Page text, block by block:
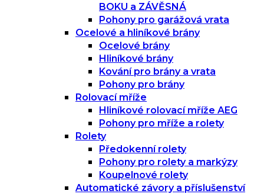
BOKU a ZÁVĚSNÁ
Pohony pro garážová vrata
Ocelové a hliníkové brány
Ocelové brány
Hliníkové brány
Kování pro brány a vrata
Pohony pro brány
Rolovací mříže
Hliníkové rolovací mříže AEG
Pohony pro mříže a rolety
Rolety
Předokenní rolety
Pohony pro rolety a markýzy
Koupelnové rolety
Automatické závory a příslušenství